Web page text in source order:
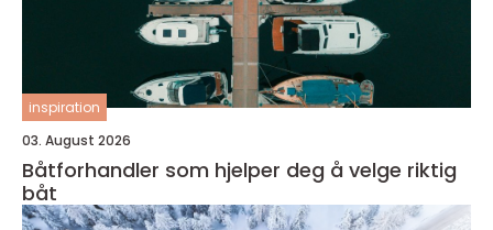
inspiration
03. August 2026
Båtforhandler som hjelper deg å velge riktig
båt